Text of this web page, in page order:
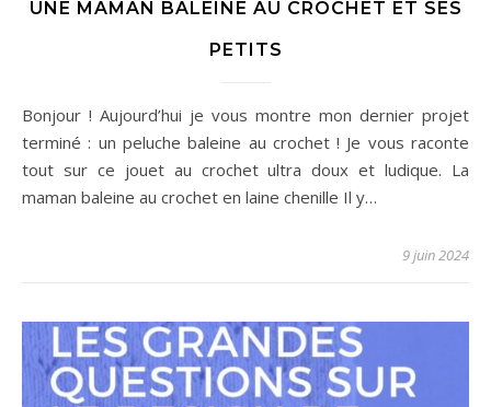
UNE MAMAN BALEINE AU CROCHET ET SES
PETITS
Bonjour ! Aujourd’hui je vous montre mon dernier projet
terminé : un peluche baleine au crochet ! Je vous raconte
tout sur ce jouet au crochet ultra doux et ludique. La
maman baleine au crochet en laine chenille Il y…
9 juin 2024